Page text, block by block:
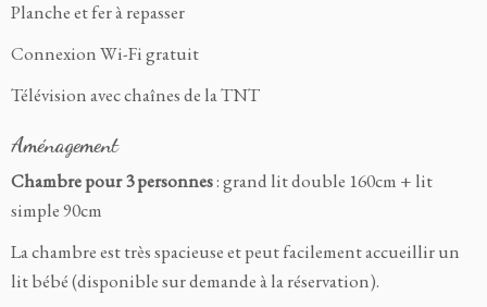
Planche et fer à repasser
Connexion Wi-Fi gratuit
Télévision avec chaînes de la TNT
Aménagement
Chambre pour 3 personnes: grand lit double 160cm + lit
simple 90cm
La chambre est très spacieuse et peut facilement accueillir un
lit bébé (disponible sur demande à la réservation).